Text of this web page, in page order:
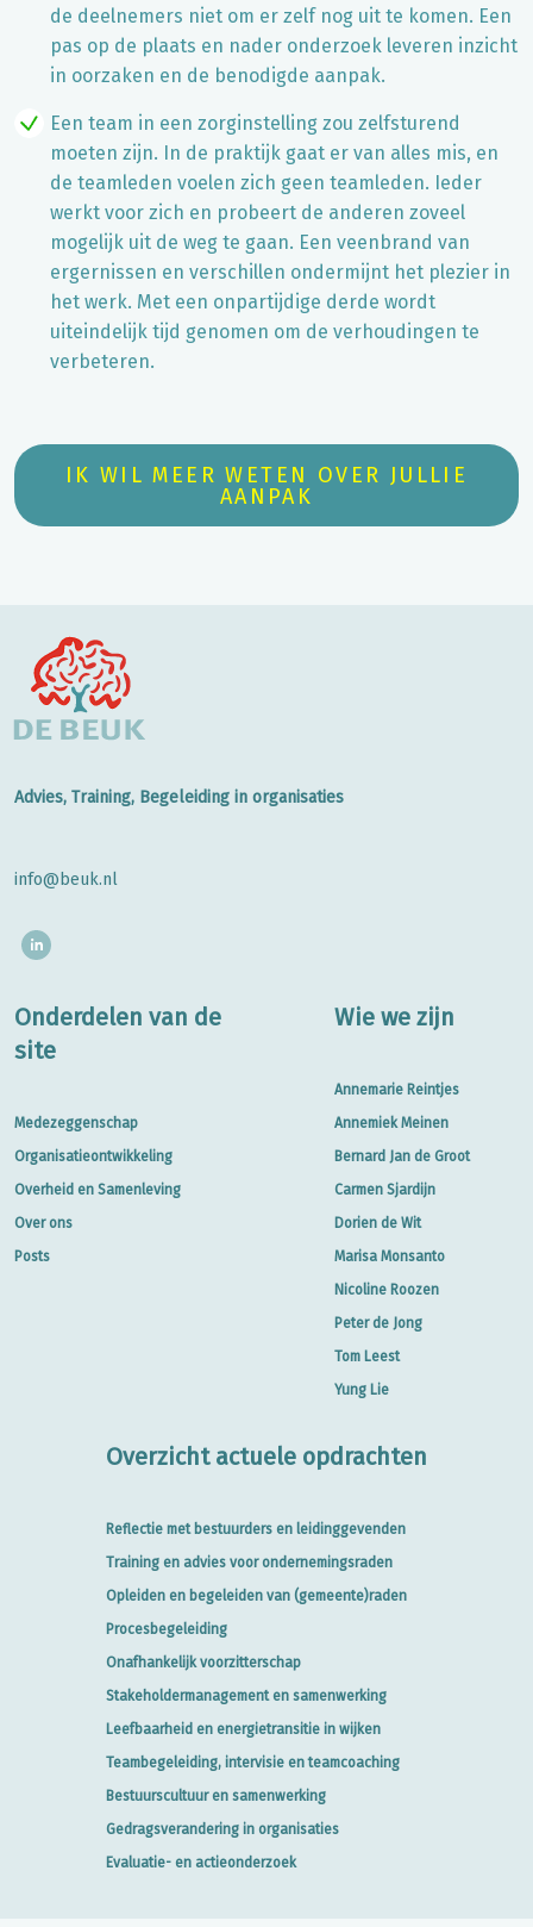
de deelnemers niet om er zelf nog uit te komen. Een
pas op de plaats en nader onderzoek leveren inzicht
in oorzaken en de benodigde aanpak.
Een team in een zorginstelling zou zelfsturend
moeten zijn. In de praktijk gaat er van alles mis, en
de teamleden voelen zich geen teamleden. Ieder
werkt voor zich en probeert de anderen zoveel
mogelijk uit de weg te gaan. Een veenbrand van
ergernissen en verschillen ondermijnt het plezier in
het werk. Met een onpartijdige derde wordt
uiteindelijk tijd genomen om de verhoudingen te
verbeteren.
IK WIL MEER WETEN OVER JULLIE
AANPAK
Advies, Training, Begeleiding in organisaties
info@beuk.nl
Onderdelen van de
site
Medezeggenschap
Organisatieontwikkeling
Overheid en Samenleving
Over ons
Posts
Wie we zijn
Annemarie Reintjes
Annemiek Meinen
Bernard Jan de Groot
Carmen Sjardijn
Dorien de Wit
Marisa Monsanto
Nicoline Roozen
Peter de Jong
Tom Leest
Yung Lie
Overzicht actuele opdrachten
Reflectie met bestuurders en leidinggevenden
Training en advies voor ondernemingsraden
Opleiden en begeleiden van (gemeente)raden
Procesbegeleiding
Onafhankelijk voorzitterschap
Stakeholdermanagement en samenwerking
Leefbaarheid en energietransitie in wijken
Teambegeleiding, intervisie en teamcoaching
Bestuurscultuur en samenwerking
Gedragsverandering in organisaties
Evaluatie- en actieonderzoek